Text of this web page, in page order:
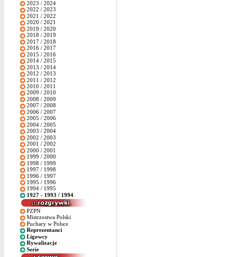
2023 / 2024
2022 / 2023
2021 / 2022
2020 / 2021
2019 / 2020
2018 / 2019
2017 / 2018
2016 / 2017
2015 / 2016
2014 / 2015
2013 / 2014
2012 / 2013
2011 / 2012
2010 / 2011
2009 / 2010
2008 / 2009
2007 / 2008
2006 / 2007
2005 / 2006
2004 / 2005
2003 / 2004
2002 / 2003
2001 / 2002
2000 / 2001
1999 / 2000
1998 / 1999
1997 / 1998
1996 / 1997
1995 / 1996
1994 / 1995
1927 - 1993 / 1994
PZPN
Mistrzostwa Polski
Puchary w Polsce
Reprezentanci
Ligowcy
Rywalizacje
Serie